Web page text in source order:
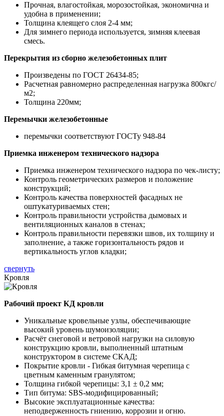
Прочная, влагостойкая, морозостойкая, экономична и
удобна в применении;
Толщина клеящего слоя 2-4 мм;
Для зимнего периода используется, зимняя клеевая
смесь.
Перекрытия из сборно железобетонных плит
Произведены по ГОСТ 26434-85;
Расчетная равномерно распределенная нагрузка 800кгс/
м2;
Толщина 220мм;
Перемычки железобетонные
перемычки соответствуют ГОСТу 948-84
Приемка инженером технического надзора
Приемка инженером технического надзора по чек-листу;
Контроль геометрических размеров и положение
конструкций;
Контроль качества поверхностей фасадных не
оштукатуриваемых стен;
Контроль правильности устройства дымовых и
вентиляционных каналов в стенах;
Контроль правильности перевязки швов, их толщину и
заполнение, а также горизонтальность рядов и
вертикальность углов кладки;
свернуть
Кровля
Рабочий проект КД кровли
Уникальные кровельные узлы, обеспечивающие
высокий уровень шумоизоляции;
Расчёт снеговой и ветровой нагрузки на силовую
конструкцию кровли, выполненный штатным
конструктором в системе СКАД;
Покрытие кровли - Гибкая битумная черепица с
цветным каменным гранулятом;
Толщина гибкой черепицы: 3,1 ± 0,2 мм;
Тип битума: SBS-модифицированный;
Высокие эксплуатационные качества:
неподверженность гниению, коррозии и огню.